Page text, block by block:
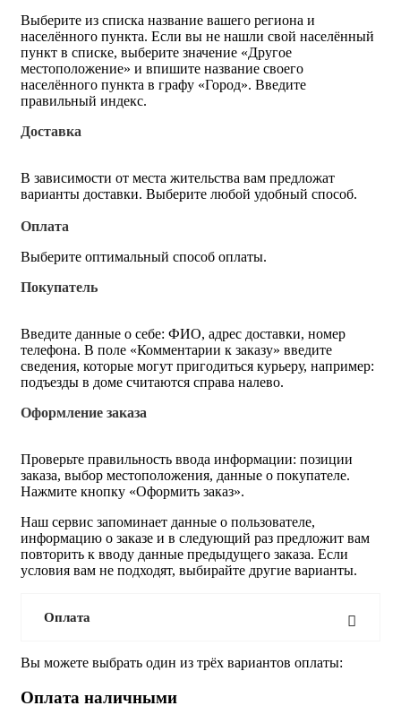
Выберите из списка название вашего региона и
населённого пункта. Если вы не нашли свой населённый
пункт в списке, выберите значение «Другое
местоположение» и впишите название своего
населённого пункта в графу «Город». Введите
правильный индекс.
Доставка
В зависимости от места жительства вам предложат
варианты доставки. Выберите любой удобный способ.
Оплата
Выберите оптимальный способ оплаты.
Покупатель
Введите данные о себе: ФИО, адрес доставки, номер
телефона. В поле «Комментарии к заказу» введите
сведения, которые могут пригодиться курьеру, например:
подъезды в доме считаются справа налево.
Оформление заказа
Проверьте правильность ввода информации: позиции
заказа, выбор местоположения, данные о покупателе.
Нажмите кнопку «Оформить заказ».
Наш сервис запоминает данные о пользователе,
информацию о заказе и в следующий раз предложит вам
повторить к вводу данные предыдущего заказа. Если
условия вам не подходят, выбирайте другие варианты.
Оплата
Вы можете выбрать один из трёх вариантов оплаты:
Оплата наличными